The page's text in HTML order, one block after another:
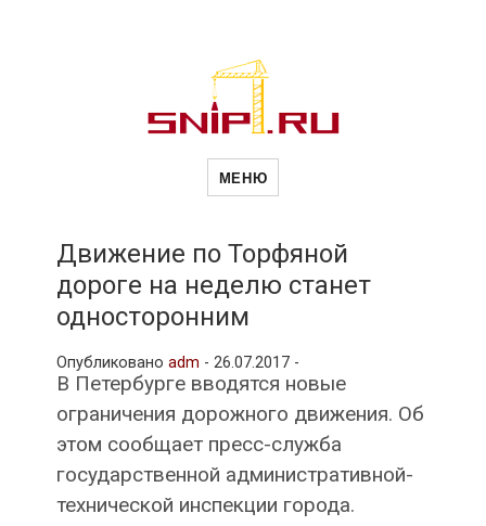
Новости
другие связанные со стройкой
рубрики
МЕНЮ
Движение по Торфяной
дороге на неделю станет
односторонним
Опубликовано adm - 26.07.2017 -
В Петербурге вводятся новые
ограничения дорожного движения. Об
этом сообщает пресс-служба
государственной административной-
технической инспекции города.